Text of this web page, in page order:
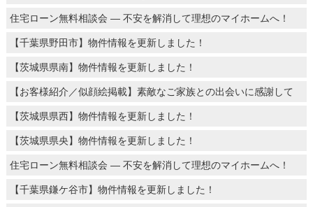
住宅ローン無料相談会 ― 不安を解消して理想のマイホームへ！
【千葉県野田市】物件情報を更新しました！
【茨城県県南】物件情報を更新しました！
【お客様紹介／似顔絵掲載】素敵なご家族との出会いに感謝して
【茨城県県西】物件情報を更新しました！
【茨城県県央】物件情報を更新しました！
住宅ローン無料相談会 ― 不安を解消して理想のマイホームへ！
【千葉県鎌ケ谷市】物件情報を更新しました！